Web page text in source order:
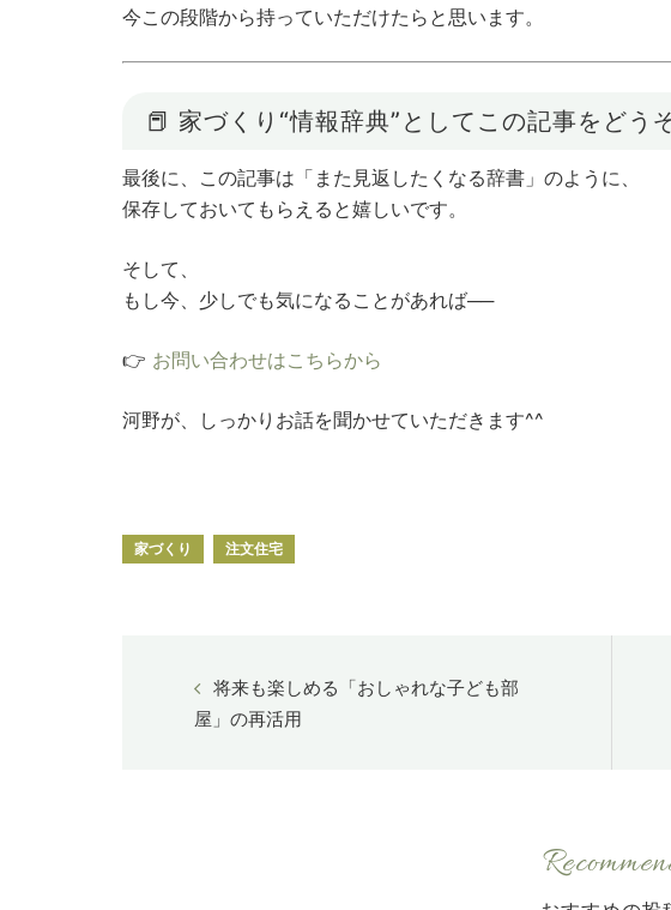
今この段階から持っていただけたらと思います。
📕 家づくり“情報辞典”としてこの記事をどう
最後に、この記事は「また見返したくなる辞書」のように、
保存しておいてもらえると嬉しいです。
そして、
もし今、少しでも気になることがあれば──
👉 お問い合わせはこちらから
河野が、しっかりお話を聞かせていただきます^^
家づくり 注文住宅
将来も楽しめる「おしゃれな子ども部
屋」の再活用